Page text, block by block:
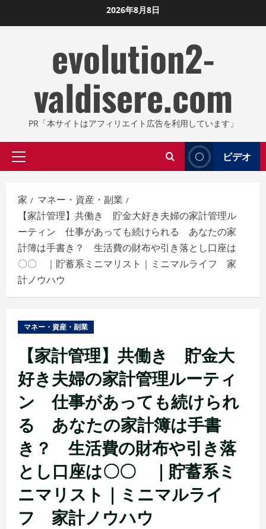
ン
2026年8月8日
evolution2-
valdisere.com
PR「本サイトはアフィリエイト広告を利用しています」
プ
イ
マ
リ
ニ
ュ
ー
ビデオ
家
マネー・資産・副業
【家計管理】共働き 貯金大好き夫婦の家計管理ル
ーティン 仕事があっても続けられる あなたの家
計簿は手書き？ 生活費の財布や引き落とし口座は
〇〇 ｜貯蓄系ミニマリスト｜ミニマルライフ 家
計ノウハウ
マネー・資産・副業
【家計管理】共働き 貯金大
好き夫婦の家計管理ルーティ
ン 仕事があっても続けられ
る あなたの家計簿は手書
き？ 生活費の財布や引き落
とし口座は〇〇 ｜貯蓄系ミ
ニマリスト｜ミニマルライ
フ 家計ノウハウ